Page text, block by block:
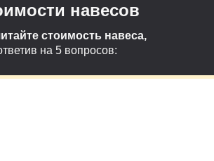
стоимость навеса,
на 5 вопросов:
навесов